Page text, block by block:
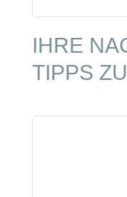
IHRE
TIPPS